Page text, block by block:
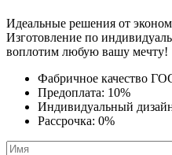
Идеальные решения от
Изготовление по
воплотим любую вашу мечту!
Фабричное качество
Предоплата: 10%
Индивидуальный
Рассрочка: 0%